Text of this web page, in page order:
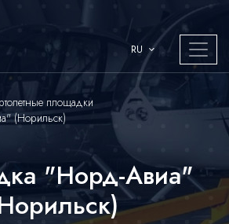
RU
площадки
(Норильск)
"Норд-Авиа"